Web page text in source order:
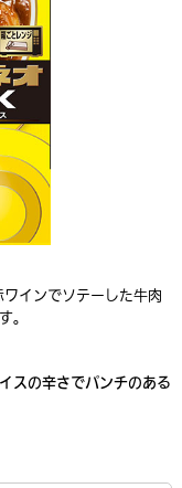
インでソテーした牛肉
。
スの辛さでパンチのある